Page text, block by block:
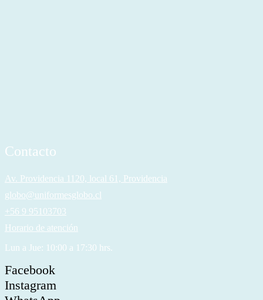
Contacto
Av. Providencia 1120, local 61, Providencia
globo@uniformesglobo.cl
+56 9 95103703
Horario de atención
Lun a Jue: 10:00 a 17:30 hrs.
Facebook
Instagram